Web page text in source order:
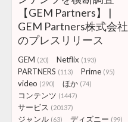
【GEM Partners】 |
GEM Partners株式会社
のプレスリリース
GEM (20) Netflix (193)
PARTNERS (113) Prime (95)
video (290) ほか (74)
コンテンツ (1447)
サービス (20137)
ジャンル (63) ディズニー (99)